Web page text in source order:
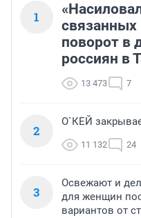
1
связанных
поворот в
россиян в
13 473 7
2
О`КЕЙ
11 132 24
3
Освежают и
для женщин
вариантов от